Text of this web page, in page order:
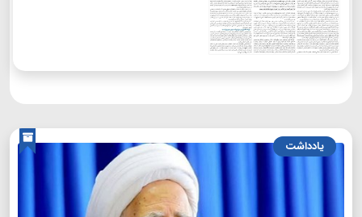
یادداشت